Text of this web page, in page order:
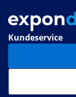
Kundeservice